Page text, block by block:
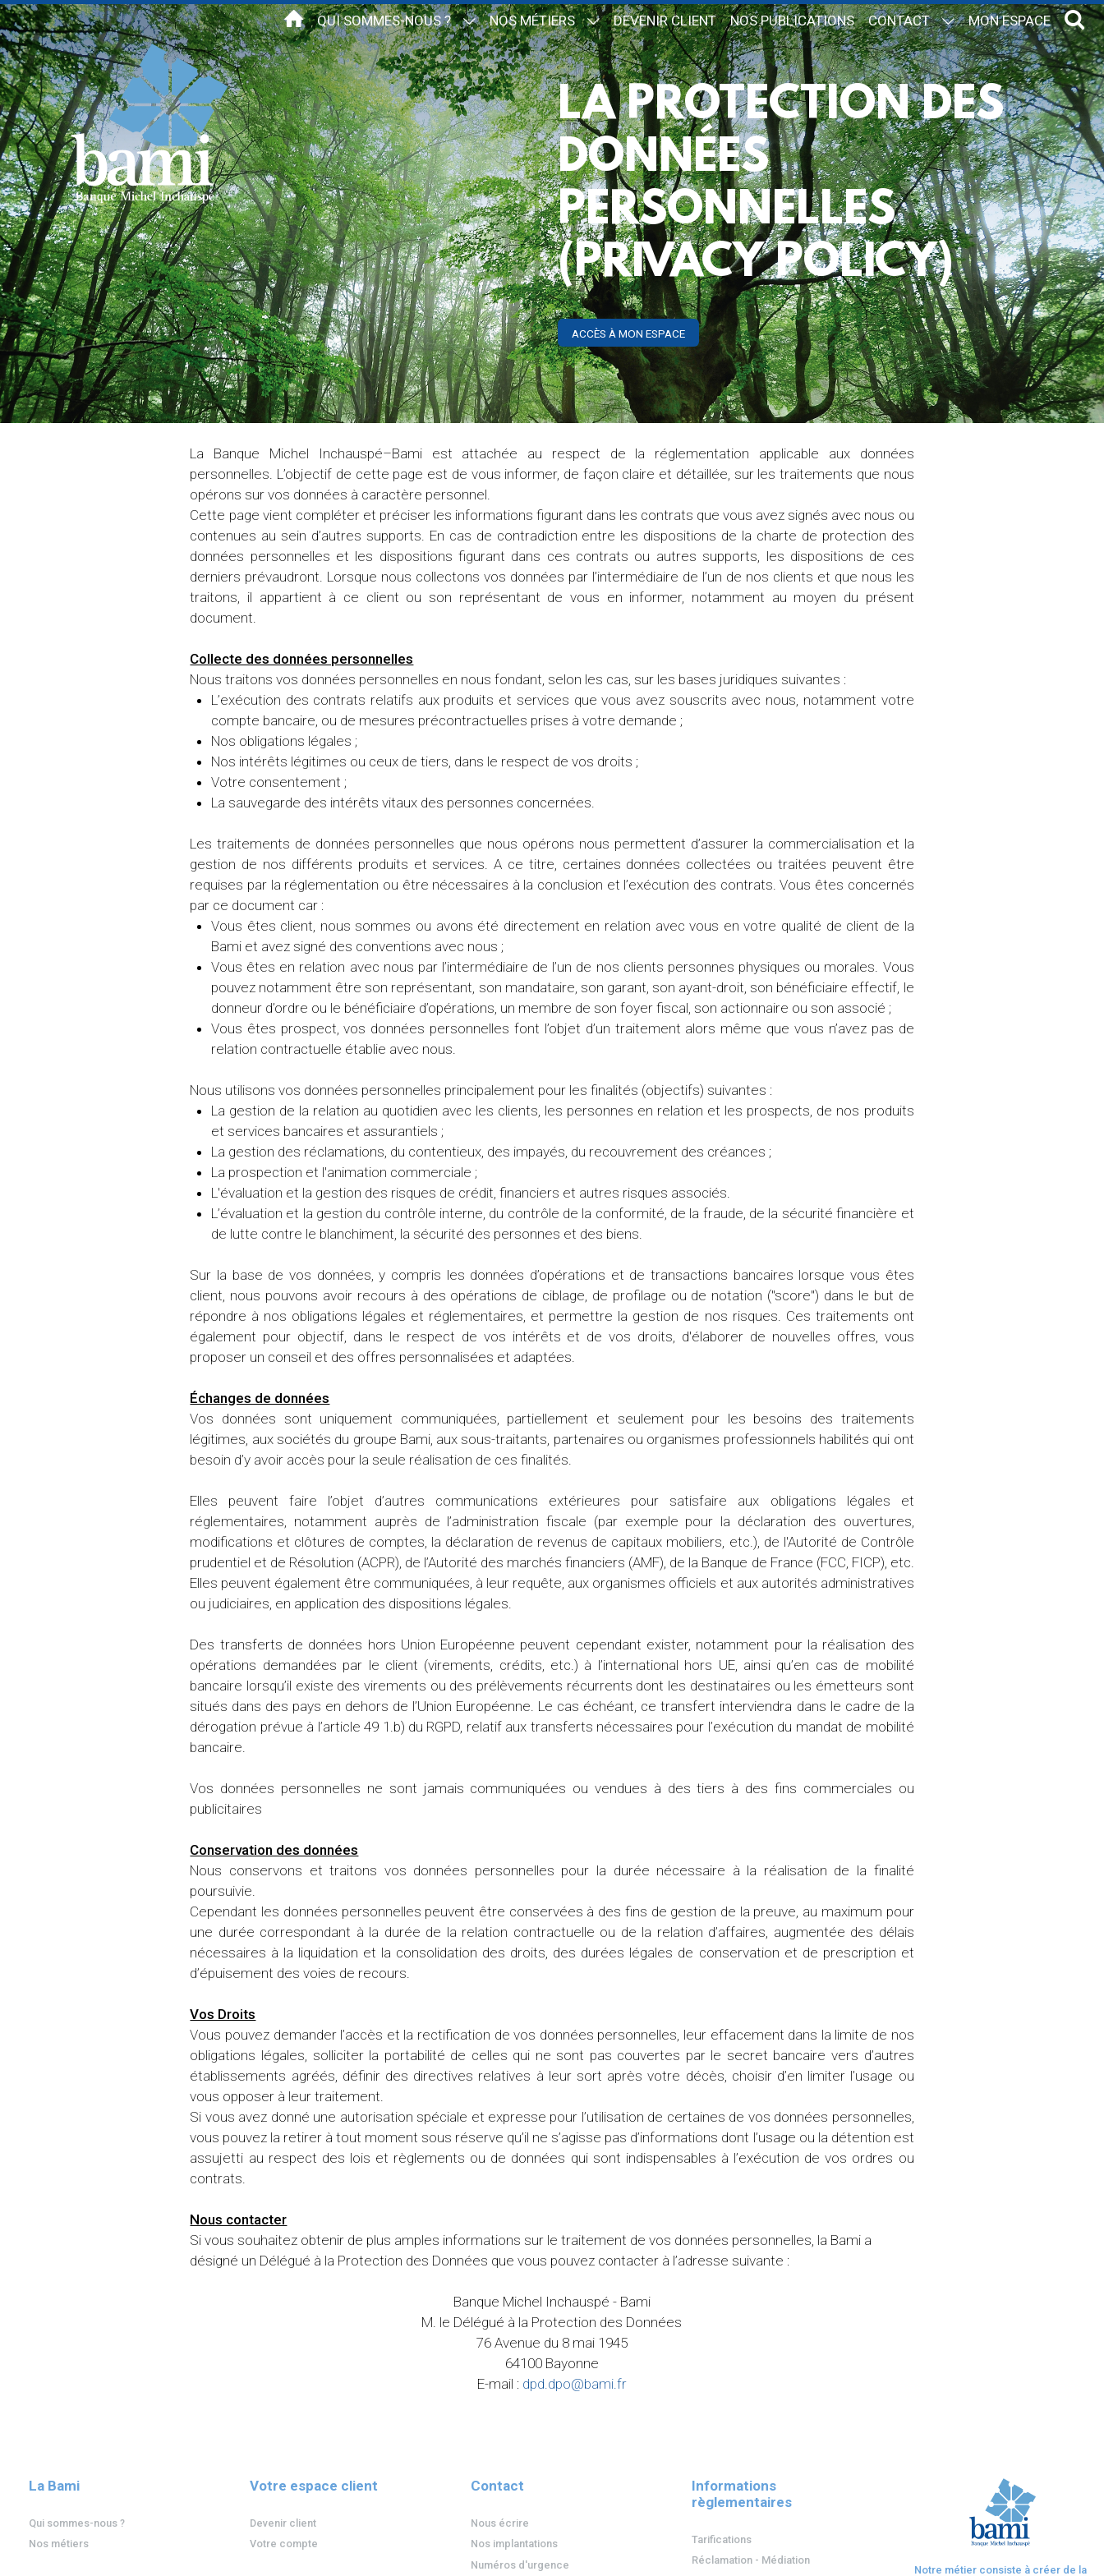
Aller au contenu principal
QUI SOMMES-NOUS ?
NOS MÉTIERS DEVENIR CLIENT NOS PUBLICATIONS CONTACT MON ESPACE
LA PROTECTION DES
DONNÉES
PERSONNELLES
(PRIVACY POLICY)
ACCÈS À MON ESPACE
La Banque Michel Inchauspé–Bami est attachée au respect de la réglementation applicable aux données
personnelles. L’objectif de cette page est de vous informer, de façon claire et détaillée, sur les traitements que nous
opérons sur vos données à caractère personnel.
Cette page vient compléter et préciser les informations figurant dans les contrats que vous avez signés avec nous ou
contenues au sein d’autres supports. En cas de contradiction entre les dispositions de la charte de protection des
données personnelles et les dispositions figurant dans ces contrats ou autres supports, les dispositions de ces
derniers prévaudront. Lorsque nous collectons vos données par l’intermédiaire de l’un de nos clients et que nous les
traitons, il appartient à ce client ou son représentant de vous en informer, notamment au moyen du présent
document.
Collecte des données personnelles
Nous traitons vos données personnelles en nous fondant, selon les cas, sur les bases juridiques suivantes :
L’exécution des contrats relatifs aux produits et services que vous avez souscrits avec nous, notamment votre
compte bancaire, ou de mesures précontractuelles prises à votre demande ;
Nos obligations légales ;
Nos intérêts légitimes ou ceux de tiers, dans le respect de vos droits ;
Votre consentement ;
La sauvegarde des intérêts vitaux des personnes concernées.
Les traitements de données personnelles que nous opérons nous permettent d’assurer la commercialisation et la
gestion de nos différents produits et services. A ce titre, certaines données collectées ou traitées peuvent être
requises par la réglementation ou être nécessaires à la conclusion et l’exécution des contrats. Vous êtes concernés
par ce document car :
Vous êtes client, nous sommes ou avons été directement en relation avec vous en votre qualité de client de la
Bami et avez signé des conventions avec nous ;
Vous êtes en relation avec nous par l’intermédiaire de l’un de nos clients personnes physiques ou morales. Vous
pouvez notamment être son représentant, son mandataire, son garant, son ayant-droit, son bénéficiaire effectif, le
donneur d’ordre ou le bénéficiaire d’opérations, un membre de son foyer fiscal, son actionnaire ou son associé ;
Vous êtes prospect, vos données personnelles font l’objet d’un traitement alors même que vous n’avez pas de
relation contractuelle établie avec nous.
Nous utilisons vos données personnelles principalement pour les finalités (objectifs) suivantes :
La gestion de la relation au quotidien avec les clients, les personnes en relation et les prospects, de nos produits
et services bancaires et assurantiels ;
La gestion des réclamations, du contentieux, des impayés, du recouvrement des créances ;
La prospection et l'animation commerciale ;
L'évaluation et la gestion des risques de crédit, financiers et autres risques associés.
L’évaluation et la gestion du contrôle interne, du contrôle de la conformité, de la fraude, de la sécurité financière et
de lutte contre le blanchiment, la sécurité des personnes et des biens.
Sur la base de vos données, y compris les données d’opérations et de transactions bancaires lorsque vous êtes
client, nous pouvons avoir recours à des opérations de ciblage, de profilage ou de notation ("score") dans le but de
répondre à nos obligations légales et réglementaires, et permettre la gestion de nos risques. Ces traitements ont
également pour objectif, dans le respect de vos intérêts et de vos droits, d'élaborer de nouvelles offres, vous
proposer un conseil et des offres personnalisées et adaptées.
Échanges de données
Vos données sont uniquement communiquées, partiellement et seulement pour les besoins des traitements
légitimes, aux sociétés du groupe Bami, aux sous-traitants, partenaires ou organismes professionnels habilités qui ont
besoin d’y avoir accès pour la seule réalisation de ces finalités.
Elles peuvent faire l’objet d’autres communications extérieures pour satisfaire aux obligations légales et
réglementaires, notamment auprès de l’administration fiscale (par exemple pour la déclaration des ouvertures,
modifications et clôtures de comptes, la déclaration de revenus de capitaux mobiliers, etc.), de l'Autorité de Contrôle
prudentiel et de Résolution (ACPR), de l’Autorité des marchés financiers (AMF), de la Banque de France (FCC, FICP), etc.
Elles peuvent également être communiquées, à leur requête, aux organismes officiels et aux autorités administratives
ou judiciaires, en application des dispositions légales.
Des transferts de données hors Union Européenne peuvent cependant exister, notamment pour la réalisation des
opérations demandées par le client (virements, crédits, etc.) à l’international hors UE, ainsi qu’en cas de mobilité
bancaire lorsqu’il existe des virements ou des prélèvements récurrents dont les destinataires ou les émetteurs sont
situés dans des pays en dehors de l’Union Européenne. Le cas échéant, ce transfert interviendra dans le cadre de la
dérogation prévue à l’article 49 1.b) du RGPD, relatif aux transferts nécessaires pour l’exécution du mandat de mobilité
bancaire.
Vos données personnelles ne sont jamais communiquées ou vendues à des tiers à des fins commerciales ou
publicitaires
Conservation des données
Nous conservons et traitons vos données personnelles pour la durée nécessaire à la réalisation de la finalité
poursuivie.
Cependant les données personnelles peuvent être conservées à des fins de gestion de la preuve, au maximum pour
une durée correspondant à la durée de la relation contractuelle ou de la relation d’affaires, augmentée des délais
nécessaires à la liquidation et la consolidation des droits, des durées légales de conservation et de prescription et
d’épuisement des voies de recours.
Vos Droits
Vous pouvez demander l’accès et la rectification de vos données personnelles, leur effacement dans la limite de nos
obligations légales, solliciter la portabilité de celles qui ne sont pas couvertes par le secret bancaire vers d’autres
établissements agréés, définir des directives relatives à leur sort après votre décès, choisir d’en limiter l’usage ou
vous opposer à leur traitement.
Si vous avez donné une autorisation spéciale et expresse pour l’utilisation de certaines de vos données personnelles,
vous pouvez la retirer à tout moment sous réserve qu’il ne s’agisse pas d’informations dont l’usage ou la détention est
assujetti au respect des lois et règlements ou de données qui sont indispensables à l’exécution de vos ordres ou
contrats.
Nous contacter
Si vous souhaitez obtenir de plus amples informations sur le traitement de vos données personnelles, la Bami a
désigné un Délégué à la Protection des Données que vous pouvez contacter à l’adresse suivante :
Banque Michel Inchauspé - Bami
M. le Délégué à la Protection des Données
76 Avenue du 8 mai 1945
64100 Bayonne
E-mail : dpd.dpo@bami.fr
La Bami
Qui sommes-nous ?
Nos métiers
Votre espace client
Devenir client
Votre compte
Contact
Nous écrire
Nos implantations
Numéros d'urgence
Informations
règlementaires
Tarifications
Réclamation - Médiation
Notre métier consiste à créer de la